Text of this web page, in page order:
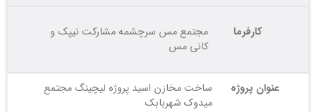
کارفرما
مجتمع مس سرچشمه مشارکت نیپک و
کانی مس
عنوان پروژه
ساخت مخازن اسید پروژه لیچینگ مجتمع
میدوک شهربابک